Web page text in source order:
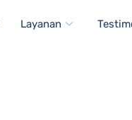
Layanan